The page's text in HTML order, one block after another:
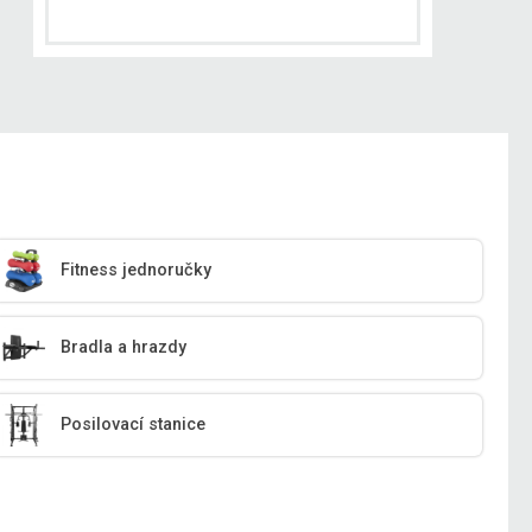
Fitness jednoručky
Bradla a hrazdy
Posilovací stanice